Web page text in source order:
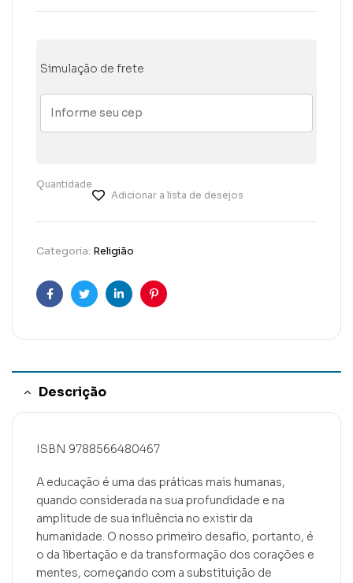
Simulação de frete
Quantidade
Adicionar a lista de desejos
Categoria: Religião
FacebookTwitterLinkedinPinterest
Descrição
ISBN 9788566480467
A educação é uma das práticas mais humanas,
quando considerada na sua profundidade e na
amplitude de sua influência no existir da
humanidade. O nosso primeiro desafio, portanto, é
o da libertação e da transformação dos corações e
mentes, começando com a substituição de